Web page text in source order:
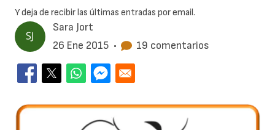
Sara Jort
26 Ene 2015 • 19 comentarios
Y deja de recibir las últimas entradas por email.